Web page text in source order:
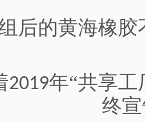
后的黄海橡
2019年“共享
终